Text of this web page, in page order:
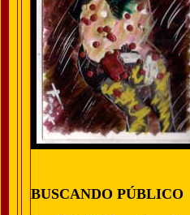
BUSCANDO PÚBLICO